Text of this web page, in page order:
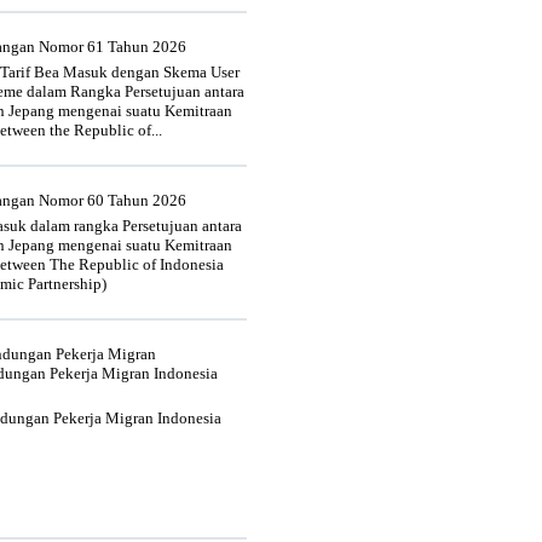
Nomor 61 Tahun 2026
Bea Masuk dengan Skema User
dalam Rangka Persetujuan antara
mengenai suatu Kemitraan
the Republic of...
Nomor 60 Tahun 2026
dalam rangka Persetujuan antara
mengenai suatu Kemitraan
The Republic of Indonesia
Partnership)
Pekerja Migran
Pekerja Migran Indonesia
Pekerja Migran Indonesia